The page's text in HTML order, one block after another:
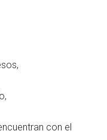
con el